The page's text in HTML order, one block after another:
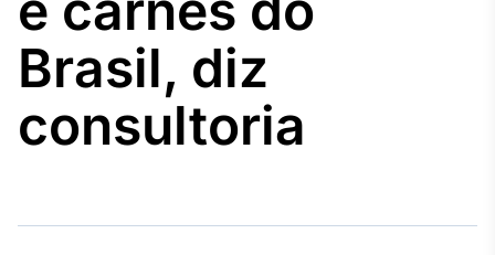
Agro
Tudo sobre o
agronegócio
Brasil, diz
consultoria